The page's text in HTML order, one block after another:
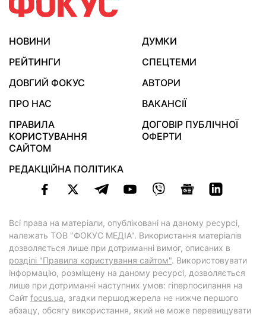
НОВИНИ
ДУМКИ
РЕЙТИНГИ
СПЕЦТЕМИ
ДОВГИЙ ФОКУС
АВТОРИ
ПРО НАС
ВАКАНСІЇ
ПРАВИЛА
КОРИСТУВАННЯ
САЙТОМ
ДОГОВІР ПУБЛІЧНОЇ
ОФЕРТИ
РЕДАКЦІЙНА ПОЛІТИКА
Всі права на матеріали, опубліковані на даному ресурсі,
належать ТОВ "ФОКУС МЕДІА". Використання матеріалів
дозволяється лише при дотриманні вимог, описаних в
розділі "Правила користування сайтом". Використовувати
інформацію, розміщену на даному ресурсі, дозволяється
лише при дотриманні наступних умов: гіперпосилання на
Cайт focus.ua, згадки першоджерела не нижче першого
абзацу, обсягу використання, який не може перевищувати